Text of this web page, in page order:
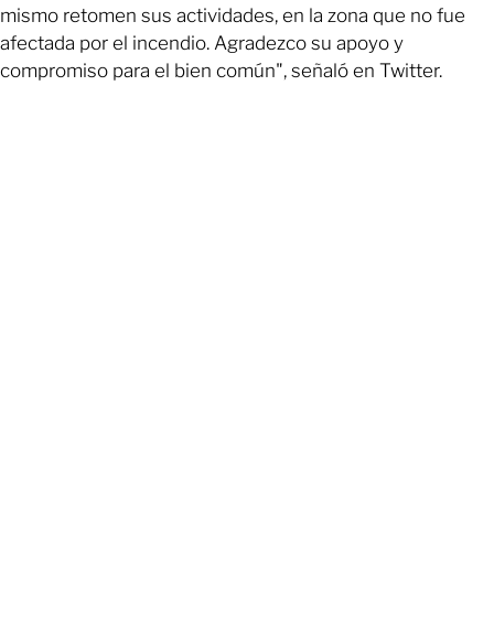
mismo retomen sus actividades, en la zona que no fue
afectada por el incendio. Agradezco su apoyo y
compromiso para el bien común", señaló en Twitter.